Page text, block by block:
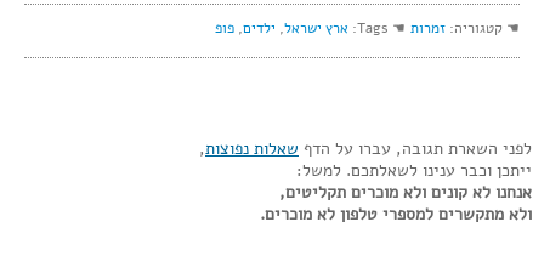
☚ קטגוריה: זמרות ☚ Tags: ארץ ישראל, ילדים, פופ
לפני השארת תגובה, עברו על הדף שאלות נפוצות,
ייתכן וכבר ענינו לשאלתכם. למשל:
אנחנו לא קונים ולא מוכרים תקליטים,
ולא מתקשרים למספרי טלפון לא מוכרים.